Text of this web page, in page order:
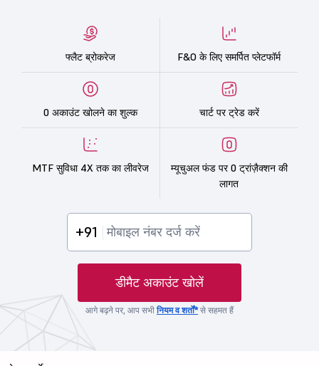
फ्लैट ब्रोकरेज F&O के लिए समर्पित प्लेटफॉर्म
0 अकाउंट खोलने का शुल्क चार्ट पर ट्रेड करें
MTF सुविधा 4X तक का लीवरेज
म्यूचुअल फंड पर 0 ट्रांज़ैक्शन की
लागत
+91
डीमैट अकाउंट खोलें
आगे बढ़ने पर, आप सभीनियम व शर्तों*से सहमत हैं